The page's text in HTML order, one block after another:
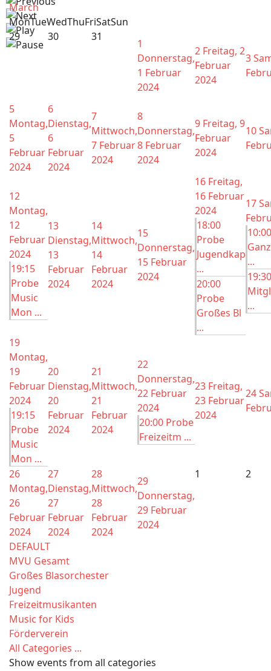
March
MonTueWedThuFriSatSun
29
30 31
1
Donnerstag,
1 Februar
2024
2 Freitag, 2
Februar
2024
3
5
Montag,
5
Februar
2024
6
Dienstag,
6
Februar
2024
7
Mittwoch,
7 Februar
2024
8
Donnerstag,
8 Februar
2024
9 Freitag, 9
Februar
2024
10
12
Montag,
12
Februar
2024
19:15
Probe
Music
Mon ...
13
Dienstag,
13
Februar
2024
14
Mittwoch,
14
Februar
2024
15
Donnerstag,
15 Februar
2024
16 Freitag,
16 Februar
2024
18:00
Probe
Jugendkap
...
20:00
Probe
Großes Bl
...
17
10:00
...
19:30
...
19
Montag,
19
Februar
2024
19:15
Probe
Music
Mon ...
20
Dienstag,
20
Februar
2024
21
Mittwoch,
21
Februar
2024
22
Donnerstag,
22 Februar
2024
20:00 Probe
Freizeitm ...
23 Freitag,
23 Februar
2024
24
26
Montag,
26
Februar
2024
27
Dienstag,
27
Februar
2024
28
Mittwoch,
28
Februar
2024
29
Donnerstag,
29 Februar
2024
1 2
DEFAULT
MVU Gesamt
Großes Blasorchester
Jugend
Freizeitmusikanten
Music for Kids
Förderverein
All Categories ...
Show events from all categories